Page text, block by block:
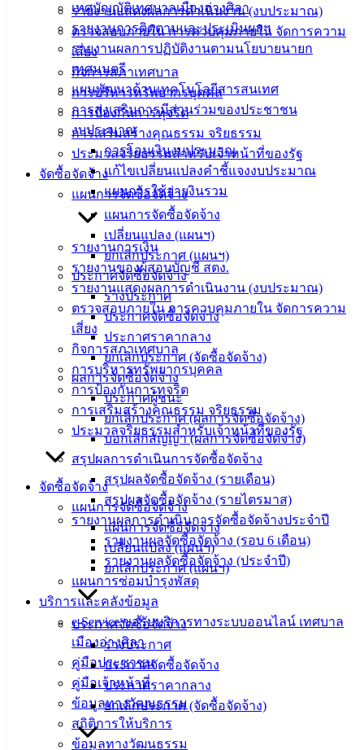
รายงานแสดงผลการดำเนินงาน (งบประมาณ)
ตรวจสอบภายใน การควบคุมภายใน จัดการความ
เสี่ยง
กิจการสภาเทศบาล
การบริหารทรัพยากรบุคคล
การป้องกันการทุจริต
การเสริมสร้างคุณธรรม จริยธรรม
ประมวลจริยธรรมสำหรับเจ้าหน้าที่ของรัฐ
จัดซื้อจัดจ้าง
แผนการจัดซื้อจัดจ้าง
แผนการจัดซื้อจัดจ้าง
เปลี่ยนแปลง (แผนฯ)
ยกเลิกประกาศ (แผนฯ)
ประกาศจัดซื้อจัดจ้าง
ร่างประกาศ
ประกาศจัดซื้อจัดจ้าง
ประกาศราคากลาง
ยกเลิกประกาศ (จัดซื้อจัดจ้าง)
ผลการจัดซื้อจัดจ้าง
ประกาศผู้ชนะ
ยกเลิกประกาศ (ผลการจัดซื้อจัดจ้าง)
บอกเลิกสัญญา (ผลการจัดซื้อจัดจ้าง)
สรุปผลการดำเนินการจัดซื้อจัดจ้าง
สรุปผลจัดซื้อจัดจ้าง (รายเดือน)
สรุปผลจัดซื้อจัดจ้าง (รายไตรมาส)
รายงานผลการดำเนินการจัดซื้อจัดจ้างประจำปี
รายงานผลจัดซื้อจัดจ้าง (รอบ 6 เดือน)
รายงานผลจัดซื้อจัดจ้าง (ประจำปี)
แผนการซ่อมบำรุงพัสดุ
บริการและคลังข้อมูล
e-Service ขอรับบริการทางระบบออนไลน์ เทศบาล
เมืองอ่างศิลา
คู่มือประชาชน
คู่มือเจ้าหน้าที่
ข้อมูลทางวัฒนธรรม
สถิติการให้บริการ
ข้อมูลทางวัฒนธรรม
เทศบัญญัติเทศบาลเมืองอ่างศิลา
รายงานการติดตามและประเมินผลฯ
รายงานผลการปฏิบัติงานตามนโยบายนายก
เทศมนตรี
แผนพัฒนาด้านเทคโนโลยีสารสนเทศ
การส่งเสริมการมีส่วนร่วมของประชาชน
งบประมาณ
การโอนเงินงบประมาณ
แก้ไขเปลี่ยนแปลงคำชี้แจงงบประมาณ
แผนการใช้จ่ายงินรวม
รายงานการเงิน
รายงานของผู้สอบบัญชี สตง.
รายงานแสดงผลการดำเนินงาน (งบประมาณ)
ตรวจสอบภายใน การควบคุมภายใน จัดการความ
เสี่ยง
กิจการสภาเทศบาล
การบริหารทรัพยากรบุคคล
การป้องกันการทุจริต
การเสริมสร้างคุณธรรม จริยธรรม
ประมวลจริยธรรมสำหรับเจ้าหน้าที่ของรัฐ
จัดซื้อจัดจ้าง
แผนการจัดซื้อจัดจ้าง
แผนการจัดซื้อจัดจ้าง
เปลี่ยนแปลง (แผนฯ)
ยกเลิกประกาศ (แผนฯ)
ประกาศจัดซื้อจัดจ้าง
ร่างประกาศ
ประกาศจัดซื้อจัดจ้าง
ประกาศราคากลาง
ยกเลิกประกาศ (จัดซื้อจัดจ้าง)
บริการ
ประชาชน
ดาวน์โหลด
แบบ
ฟอร์ม,
เอกสาร
คู่มือ
สำหรับ
ประชาชน/
ปฏิบัติ
งาน
ข่าวสาร
น่ารู้
ข้อมูล
ข่าวสาร
อิเล็กทรอนิกส์
องค์
ความรู้
(Knowledge
Management)
สายตรง
นายก
ประวัติ
เทศบาล
ผู้บริหาร
และ
หัวหน้า
ส่วน
ราชการ